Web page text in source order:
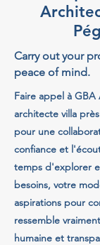
Carry out your
peace of mind.
Faire appel à
architecte villa
pour une
confiance et
temps d'explorer
besoins, votre
aspirations pour
ressemble
humaine et